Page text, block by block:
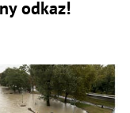
odkaz!